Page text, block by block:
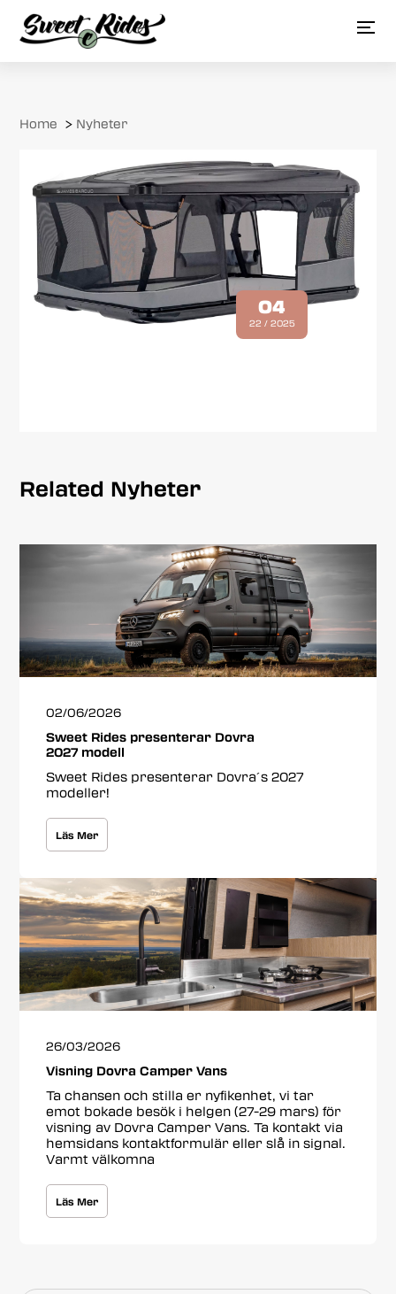
Home > Nyheter
04
22 / 2025
Related Nyheter
02/06/2026
Sweet Rides presenterar Dovra
2027 modell
Sweet Rides presenterar Dovra´s 2027
modeller!
Läs Mer
26/03/2026
Visning Dovra Camper Vans
Ta chansen och stilla er nyfikenhet, vi tar
emot bokade besök i helgen (27-29 mars) för
visning av Dovra Camper Vans. Ta kontakt via
hemsidans kontaktformulär eller slå in signal.
Varmt välkomna
Läs Mer